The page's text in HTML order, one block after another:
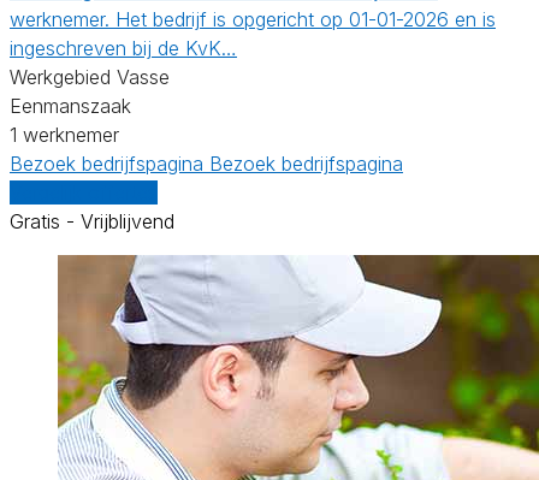
werknemer. Het bedrijf is opgericht op 01-01-2026 en is
ingeschreven bij de KvK…
Werkgebied Vasse
Eenmanszaak
1 werknemer
Bezoek bedrijfspagina Bezoek bedrijfspagina
Gratis - Vrijblijvend